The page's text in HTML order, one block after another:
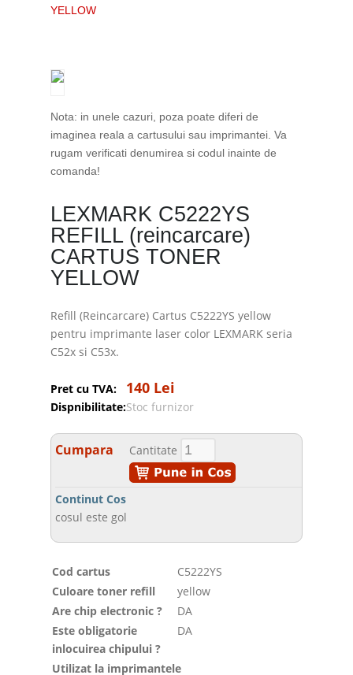
YELLOW
Nota: in unele cazuri, poza poate diferi de
imaginea reala a cartusului sau imprimantei. Va
rugam verificati denumirea si codul inainte de
comanda!
LEXMARK C5222YS
REFILL (reincarcare)
CARTUS TONER
YELLOW
Refill (Reincarcare) Cartus C5222YS yellow
pentru imprimante laser color LEXMARK seria
C52x si C53x.
Pret cu TVA: 140 Lei
Dispnibilitate:Stoc furnizor
Cumpara Cantitate
Continut Cos
cosul este gol
Cod cartus
C5222YS
Culoare toner refill
yellow
Are chip electronic ?
DA
Este obligatorie
inlocuirea chipului ?
DA
Utilizat la imprimantele